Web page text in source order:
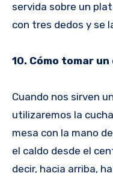
servida sobre un
con tres dedos y se
10. Cómo tomar un
Cuando nos sirven
utilizaremos la
mesa con la mano
el caldo desde el
decir, hacia arriba,